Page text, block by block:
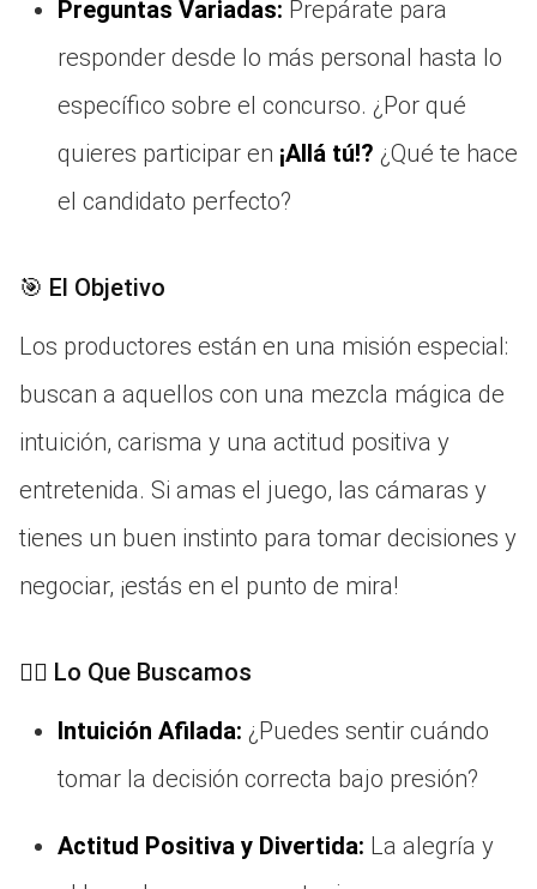
Preguntas Variadas: Prepárate para
responder desde lo más personal hasta lo
específico sobre el concurso. ¿Por qué
quieres participar en ¡Allá tú!? ¿Qué te hace
el candidato perfecto?
🎯 El Objetivo
Los productores están en una misión especial:
buscan a aquellos con una mezcla mágica de
intuición, carisma y una actitud positiva y
entretenida. Si amas el juego, las cámaras y
tienes un buen instinto para tomar decisiones y
negociar, ¡estás en el punto de mira!
🤹‍♂️ Lo Que Buscamos
Intuición Afilada: ¿Puedes sentir cuándo
tomar la decisión correcta bajo presión?
Actitud Positiva y Divertida: La alegría y